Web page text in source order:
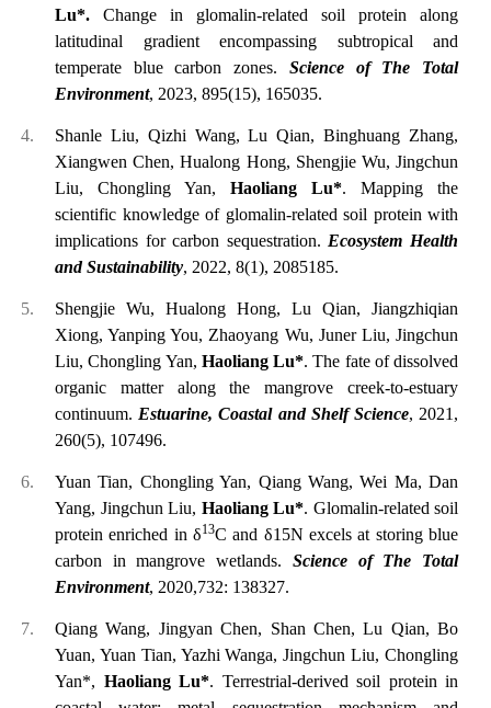
Lu*. Change in glomalin-related soil protein along
latitudinal gradient encompassing subtropical and
temperate blue carbon zones. Science of The Total
Environment, 2023, 895(15), 165035.
Shanle Liu, Qizhi Wang, Lu Qian, Binghuang Zhang,
Xiangwen Chen, Hualong Hong, Shengjie Wu, Jingchun
Liu, Chongling Yan, Haoliang Lu*. Mapping the
scientific knowledge of glomalin-related soil protein with
implications for carbon sequestration. Ecosystem Health
and Sustainability, 2022, 8(1), 2085185.
Shengjie Wu, Hualong Hong, Lu Qian, Jiangzhiqian
Xiong, Yanping You, Zhaoyang Wu, Juner Liu, Jingchun
Liu, Chongling Yan, Haoliang Lu*. The fate of dissolved
organic matter along the mangrove creek-to-estuary
continuum. Estuarine, Coastal and Shelf Science, 2021,
260(5), 107496.
Yuan Tian, Chongling Yan, Qiang Wang, Wei Ma, Dan
Yang, Jingchun Liu, Haoliang Lu*. Glomalin-related soil
protein enriched in δ13C and δ15N excels at storing blue
carbon in mangrove wetlands.
Science of The Total
Environment, 2020,732: 138327.
Qiang Wang, Jingyan Chen, Shan Chen, Lu Qian, Bo
Yuan, Yuan Tian, Yazhi Wanga, Jingchun Liu, Chongling
Yan*, Haoliang Lu*. Terrestrial-derived soil protein in